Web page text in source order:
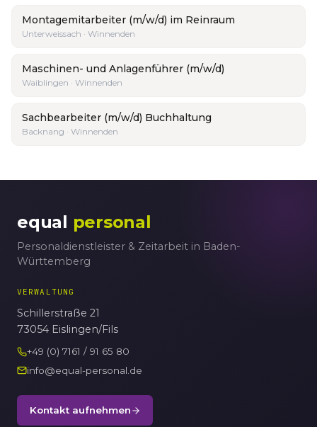
Montagemitarbeiter (m/w/d) im Reinraum
Unterweissach · Winnenden
Maschinen- und Anlagenführer (m/w/d)
Waiblingen · Winnenden
Sachbearbeiter (m/w/d) Buchhaltung
Backnang · Winnenden
equal personal
Personaldienstleister & Zeitarbeit in Baden-
Württemberg
VERWALTUNG
Schillerstraße 21
73054 Eislingen/Fils
+49 (0) 7161 / 91 65 80
info@equal-personal.de
Kontakt aufnehmen